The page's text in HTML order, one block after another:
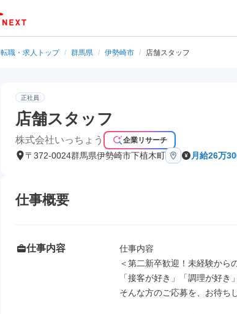
転職・求人トップ / 群馬県 / 伊勢崎市 / 店舗スタッフ
正社員
店舗スタッフ
株式会社いっちょう 企業リサーチ
〒372-0024群馬県伊勢崎市下植木町 月給26万
仕事概要
仕事内容
仕事内容
＜第二新卒歓迎！未経験から
「接客が好き」「調理が好き
そんな方のご応募を、お待ち